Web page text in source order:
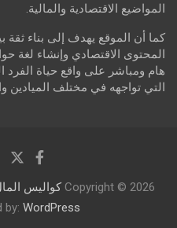
المواضيع الاقتصادية والمالية.
كما أن الموقع يهدف إلى بناء ثقة
المحتوى الاقتصادي وإنشاء لغة
هام ومباشر على واقع حياة الفرد
التي تواجهه في مختلف الميادين
Copyright © 2026 كواليس
by: WordPress